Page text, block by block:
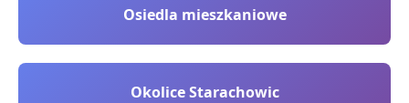
Osiedla mieszkaniowe
Okolice Starachowic